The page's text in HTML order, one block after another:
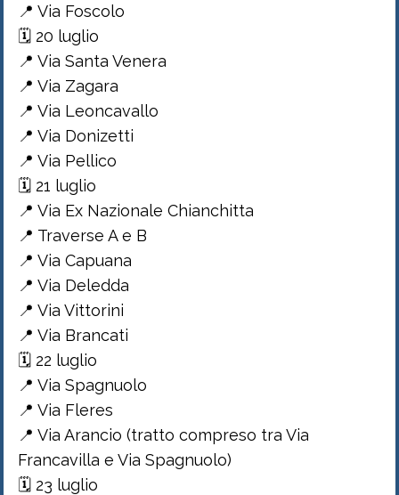
📍 Via Foscolo
🗓 20 luglio
📍 Via Santa Venera
📍 Via Zagara
📍 Via Leoncavallo
📍 Via Donizetti
📍 Via Pellico
🗓 21 luglio
📍 Via Ex Nazionale Chianchitta
📍 Traverse A e B
📍 Via Capuana
📍 Via Deledda
📍 Via Vittorini
📍 Via Brancati
🗓 22 luglio
📍 Via Spagnuolo
📍 Via Fleres
📍 Via Arancio (tratto compreso tra Via
Francavilla e Via Spagnuolo)
🗓 23 luglio